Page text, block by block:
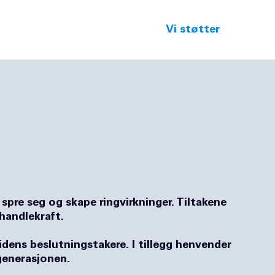
Vi støtter
seg og skape ringvirkninger. Tiltakene
beslutningstakere. I tillegg henvender